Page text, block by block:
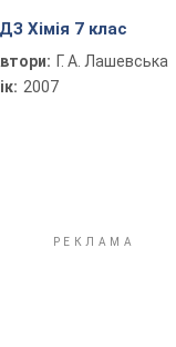
Хімія 7 клас
Г. А. Лашевська
2007